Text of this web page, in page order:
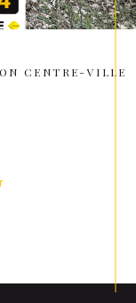
CENTRE-VILLE